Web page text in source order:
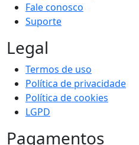
Fale conosco
Suporte
Legal
Termos de uso
Política de privacidade
Política de cookies
LGPD
Pagamentos